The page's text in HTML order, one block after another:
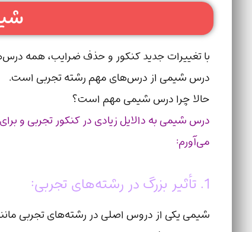
با تغییرات جدید کنکور و حذف ضرایب، همه
درس شیمی از درس‌های مهم رشته تجربی است.
حالا چرا درس شیمی مهم است؟
درس شیمی به دالایل زیادی در کنکور تجربی و
می‌آورم:
1. تأثیر بزرگ در رشته‌های تجربی:
شیمی یکی از دروس اصلی در رشته‌های تجربی